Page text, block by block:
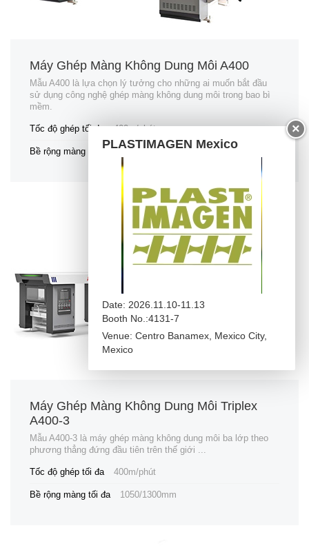
Máy Ghép Màng Không Dung Môi A400
Mẫu A400 là lựa chọn lý tưởng cho những ai muốn bắt đầu
sử dụng công nghệ ghép màng không dung môi trong bao bì
mềm.
Tốc độ ghép tối đa 400m/phút
Bề rộng màng tối đa 1050/1300/1500mm
Máy Ghép Màng Không Dung Môi Triplex
A400-3
Mẫu A400-3 là máy ghép màng không dung môi ba lớp theo
phương thẳng đứng đầu tiên trên thế giới ...
Tốc độ ghép tối đa 400m/phút
Bề rộng màng tối đa 1050/1300mm
×
PLASTIMAGEN Mexico
Date: 2026.11.10-11.13
Booth No.:4131-7
Venue: Centro Banamex, Mexico City,
Mexico